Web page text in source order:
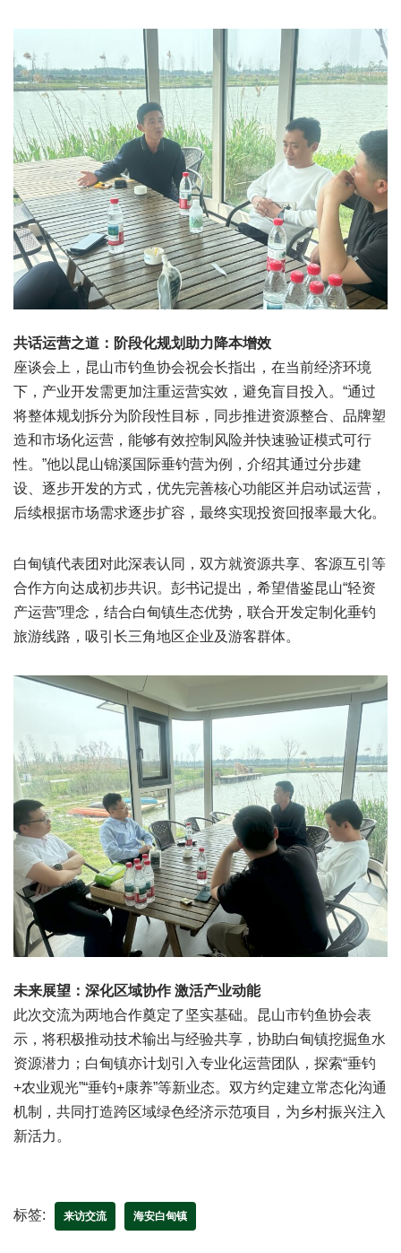
共话运营之道：阶段化规划助力降本增效
座谈会上，昆山市钓鱼协会祝会长指出，在当前经济环境
下，产业开发需更加注重运营实效，避免盲目投入。“通过
将整体规划拆分为阶段性目标，同步推进资源整合、品牌塑
造和市场化运营，能够有效控制风险并快速验证模式可行
性。”他以昆山锦溪国际垂钓营为例，介绍其通过分步建
设、逐步开发的方式，优先完善核心功能区并启动试运营，
后续根据市场需求逐步扩容，最终实现投资回报率最大化。
白甸镇代表团对此深表认同，双方就资源共享、客源互引等
合作方向达成初步共识。彭书记提出，希望借鉴昆山“轻资
产运营”理念，结合白甸镇生态优势，联合开发定制化垂钓
旅游线路，吸引长三角地区企业及游客群体。
未来展望：深化区域协作 激活产业动能
此次交流为两地合作奠定了坚实基础。昆山市钓鱼协会表
示，将积极推动技术输出与经验共享，协助白甸镇挖掘鱼水
资源潜力；白甸镇亦计划引入专业化运营团队，探索“垂钓
+农业观光”“垂钓+康养”等新业态。双方约定建立常态化沟通
机制，共同打造跨区域绿色经济示范项目，为乡村振兴注入
新活力。
标签: 来访交流 海安白甸镇